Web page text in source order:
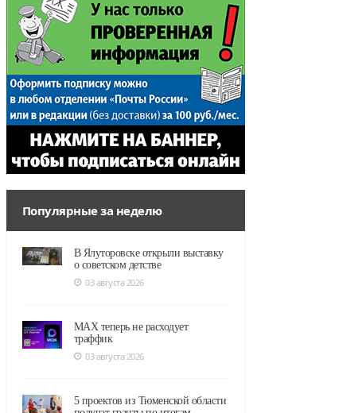
Популярные за неделю
В Ялуторовске открыли выставку
о советском детстве
03 августа 2026
MAX теперь не расходует
траффик
03 августа 2026
5 проектов из Тюменской области